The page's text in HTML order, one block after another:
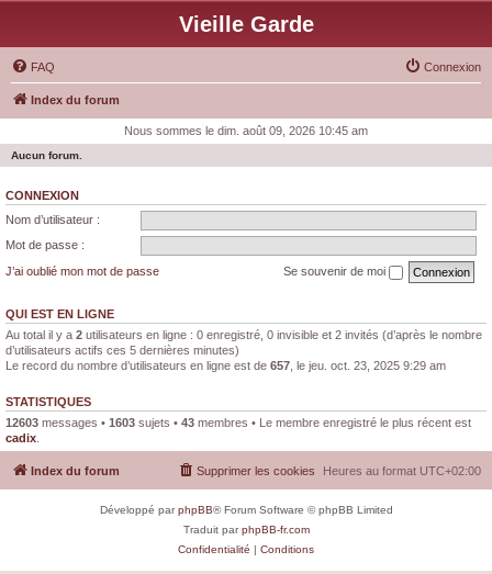
Vieille Garde
FAQ Connexion
Index du forum
Nous sommes le dim. août 09, 2026 10:45 am
Aucun forum.
CONNEXION
Nom d’utilisateur :
Mot de passe :
J’ai oublié mon mot de passe
Se souvenir de moi
QUI EST EN LIGNE
Au total il y a 2 utilisateurs en ligne : 0 enregistré, 0 invisible et 2 invités (d’après le nombre
d’utilisateurs actifs ces 5 dernières minutes)
Le record du nombre d’utilisateurs en ligne est de 657 , le jeu. oct. 23, 2025 9:29 am
STATISTIQUES
12603 messages • 1603 sujets • 43 membres • Le membre enregistré le plus récent est
cadix
Index du forum Heures au format UTC+02:00
Supprimer les cookies
Développé parphpBB® Forum Software © phpBB Limited
Traduit parphpBB-fr.com
Confidentialité | Conditions